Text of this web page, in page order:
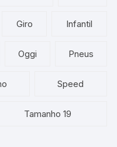
Giro Infantil
Oggi Pneus
Speed
Tamanho 19